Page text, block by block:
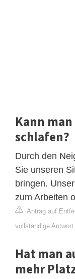
Kann
schlafen?
Durch den
Sie unseren
bringen.
zum Arbeiten
Antrag auf
vollständige
Hat man
mehr